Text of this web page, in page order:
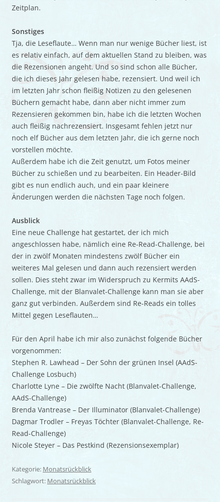
Zeitplan.
Sonstiges
Tja, die Leseflaute… Wenn man nur wenige Bücher liest, ist
es relativ einfach, auf dem aktuellen Stand zu bleiben, was
die Rezensionen angeht. Und so sind schon alle Bücher,
die ich dieses Jahr gelesen habe, rezensiert. Und weil ich
im letzten Jahr schon fleißig Notizen zu den gelesenen
Büchern gemacht habe, dann aber nicht immer zum
Rezensieren gekommen bin, habe ich die letzten Wochen
auch fleißig nachrezensiert. Insgesamt fehlen jetzt nur
noch elf Bücher aus dem letzten Jahr, die ich gerne noch
vorstellen möchte.
Außerdem habe ich die Zeit genutzt, um Fotos meiner
Bücher zu schießen und zu bearbeiten. Ein Header-Bild
gibt es nun endlich auch, und ein paar kleinere
Änderungen werden die nächsten Tage noch folgen.
Ausblick
Eine neue Challenge hat gestartet, der ich mich
angeschlossen habe, nämlich eine Re-Read-Challenge, bei
der in zwölf Monaten mindestens zwölf Bücher ein
weiteres Mal gelesen und dann auch rezensiert werden
sollen. Dies steht zwar im Widerspruch zu Kermits AAdS-
Challenge, mit der Blanvalet-Challenge kann man sie aber
ganz gut verbinden. Außerdem sind Re-Reads ein tolles
Mittel gegen Leseflauten…
Für den April habe ich mir also zunächst folgende Bücher
vorgenommen:
Stephen R. Lawhead – Der Sohn der grünen Insel (AAdS-
Challenge Losbuch)
Charlotte Lyne – Die zwölfte Nacht (Blanvalet-Challenge,
AAdS-Challenge)
Brenda Vantrease – Der Illuminator (Blanvalet-Challenge)
Dagmar Trodler – Freyas Töchter (Blanvalet-Challenge, Re-
Read-Challenge)
Nicole Steyer – Das Pestkind (Rezensionsexemplar)
Kategorie: Monatsrückblick
Schlagwort: Monatsrückblick